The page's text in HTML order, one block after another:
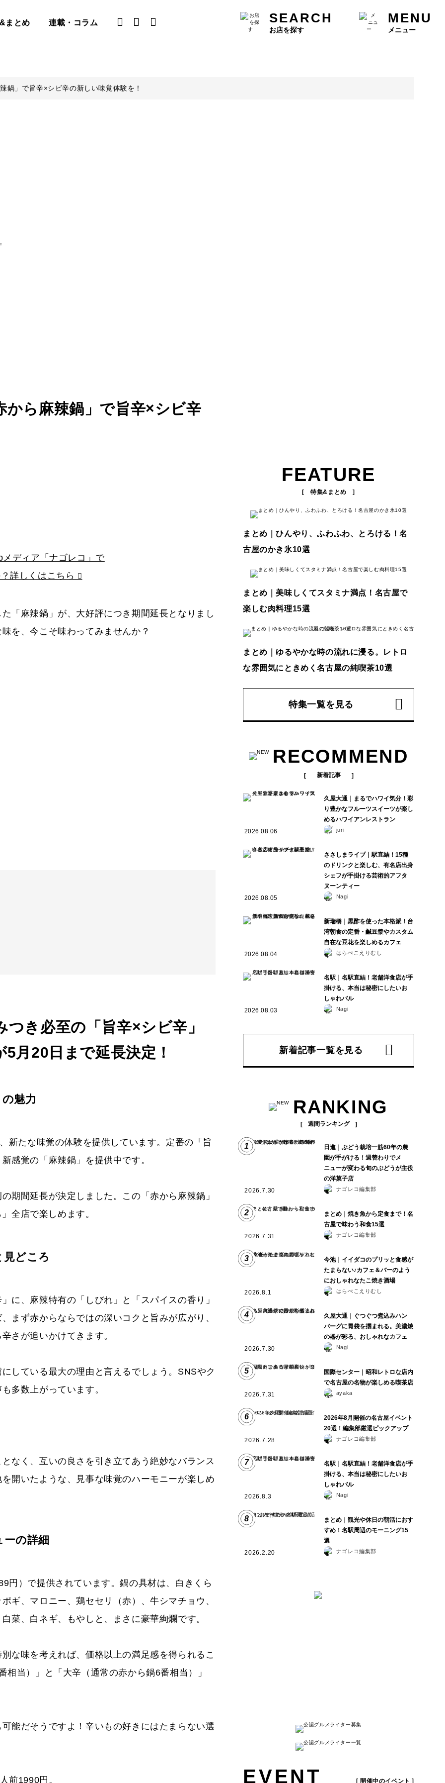
まとめ 連載・コラム SEARCH
お店を探す
MENU
メニュー
鍋」で旨辛×シビ辛の新しい味覚体験を！
から麻辣鍋」で旨辛×シビ辛
ディア「ナゴレコ」で
詳しくはこちら
「麻辣鍋」が、大好評につき期間延長となりまし
を、今こそ味わってみませんか？
き必至の「旨辛×シビ辛」
月20日まで延長決定！
魅力
新たな味覚の体験を提供しています。定番の「旨
感覚の「麻辣鍋」を提供中です。
期間延長が決定しました。この「赤から麻辣鍋」
全店で楽しめます。
どころ
に、麻辣特有の「しびれ」と「スパイスの香り」
まず赤からならではの深いコクと旨みが広がり、
さが追いかけてきます。
している最大の理由と言えるでしょう。SNSやク
多数上がっています。
なく、互いの良さを引き立てあう絶妙なバランス
開いたような、見事な味覚のハーモニーが楽しめ
ーの詳細
円）で提供されています。鍋の具材は、白きくら
ギ、マロニー、鶏セセリ（赤）、牛シマチョウ、
菜、白ネギ、もやしと、まさに豪華絢爛です。
な味を考えれば、価格以上の満足感を得られるこ
当）」と「大辛（通常の赤から鍋6番相当）」
能だそうですよ！辛いもの好きにはたまらない選
FEATURE
[ 特集&まとめ ]
まとめ｜ひんやり、ふわふわ、とろける！名
古屋のかき氷10選
まとめ｜美味しくてスタミナ満点！名古屋で
楽しむ肉料理15選
まとめ｜ゆるやかな時の流れに浸る。レトロ
な雰囲気にときめく名古屋の純喫茶10選
特集一覧を見る
RECOMMEND
新着記事
2026.08.06
久屋大通｜まるでハワイ気分！彩
り豊かなフルーツスイーツが楽し
めるハワイアンレストラン
juri
2026.08.05
ささしまライブ｜駅直結！15種
のドリンクと楽しむ、有名店出身
シェフが手掛ける芸術的アフタ
ヌーンティー
Nagi
2026.08.04
新瑞橋｜黒酢を使った本格派！台
湾朝食の定番・鹹豆漿やカスタム
自在な豆花を楽しめるカフェ
はらぺこえりむし
2026.08.03
名駅｜名駅直結！老舗洋食店が手
掛ける、本当は秘密にしたいお
しゃれバル
Nagi
新着記事一覧を見る
RANKING
週間ランキング
1
2026.7.30
日進｜ぶどう栽培一筋60年の農
園が手がける！週替わりでメ
ニューが変わる旬のぶどうが主役
の洋菓子店
ナゴレコ編集部
2
2026.7.31
まとめ｜焼き魚から定食まで！名
古屋で味わう和食15選
ナゴレコ編集部
3
2026.8.1
今池｜イイダコのプリッと食感が
たまらない♪カフェ＆バーのよう
におしゃれなたこ焼き酒場
はらぺこえりむし
4
2026.7.30
久屋大通｜ぐつぐつ煮込みハン
バーグに胃袋を掴まれる。美濃焼
の器が彩る、おしゃれなカフェ
Nagi
5
2026.7.31
国際センター｜昭和レトロな店内
で名古屋の名物が楽しめる喫茶店
ayaka
6
2026.7.28
2026年8月開催の名古屋イベント
20選！編集部厳選ピックアップ
ナゴレコ編集部
7
2026.8.3
名駅｜名駅直結！老舗洋食店が手
掛ける、本当は秘密にしたいお
しゃれバル
Nagi
8
2026.2.20
まとめ｜観光や休日の朝活におす
すめ！名駅周辺のモーニング15
選
ナゴレコ編集部
EVENT [ 開催中のイベント ]